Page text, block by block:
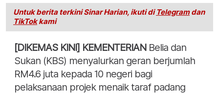
Untuk berita terkini Sinar Harian, ikuti di Telegramdan
TikTokkami
[DIKEMAS KINI] KEMENTERIANBelia dan
Sukan (KBS) menyalurkan geran berjumlah
RM4.6 juta kepada 10 negeri bagi
pelaksanaan projek menaik taraf padang